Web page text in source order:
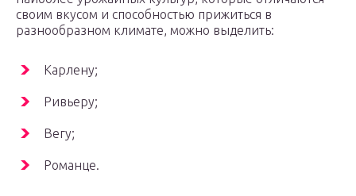
своим вкусом и способностью прижиться в
разнообразном климате, можно выделить:
Карлену;
Ривьеру;
Вегу;
Романце.